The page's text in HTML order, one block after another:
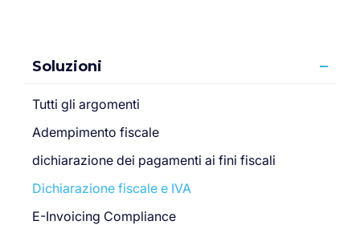
Soluzioni
Tutti gli argomenti
Adempimento fiscale
dichiarazione dei pagamenti ai fini fiscali
Dichiarazione fiscale e IVA
E-Invoicing Compliance